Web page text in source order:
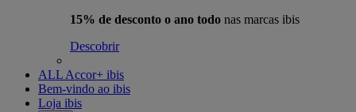
15% de desconto o ano todo nas marcas ibis
Descobrir
ALL Accor+ ibis
Bem-vindo ao ibis
Loja ibis